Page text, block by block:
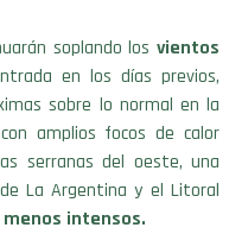
soplando los vientos
en los días previos,
sobre lo normal en la
amplios focos de calor
serranas del oeste, una
La Argentina y el Litoral
intensos.